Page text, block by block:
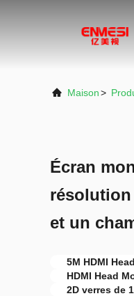
Maison>
Écran
résolution
et un
5M HDMI
HDMI Head
2D verres de